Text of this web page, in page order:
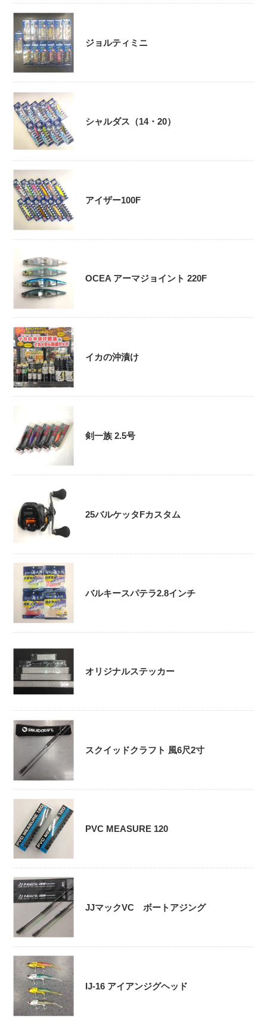
ジョルティミニ
シャルダス（14・20）
アイザー100F
OCEA アーマジョイント 220F
イカの沖漬け
剣一族 2.5号
25バルケッタFカスタム
バルキースパテラ2.8インチ
オリジナルステッカー
スクイッドクラフト 風6尺2寸
PVC MEASURE 120
JJマックVC ボートアジング
IJ-16 アイアンジグヘッド